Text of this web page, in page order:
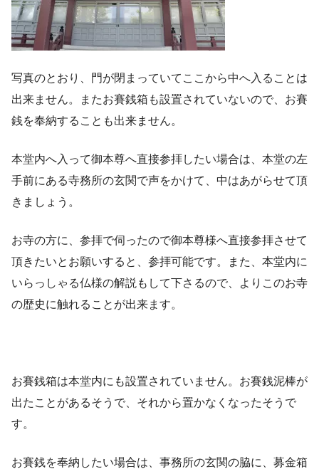
写真のとおり、門が閉まっていてここから中へ入ることは
出来ません。またお賽銭箱も設置されていないので、お賽
銭を奉納することも出来ません。
本堂内へ入って御本尊へ直接参拝したい場合は、本堂の左
手前にある寺務所の玄関で声をかけて、中はあがらせて頂
きましょう。
お寺の方に、参拝で伺ったので御本尊様へ直接参拝させて
頂きたいとお願いすると、参拝可能です。また、本堂内に
いらっしゃる仏様の解説もして下さるので、よりこのお寺
の歴史に触れることが出来ます。
お賽銭箱は本堂内にも設置されていません。お賽銭泥棒が
出たことがあるそうで、それから置かなくなったそうで
す。
お賽銭を奉納したい場合は、事務所の玄関の脇に、募金箱